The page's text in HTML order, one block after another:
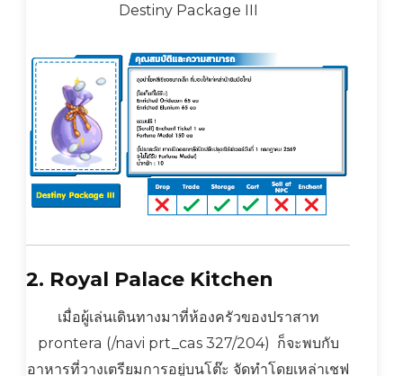
Destiny Package III
2. Royal Palace Kitchen
เมื่อผู้เล่นเดินทางมาที่ห้องครัวของปราสาท
prontera (/navi prt_cas 327/204) ก็จะพบกับ
อาหารที่วางเตรียมการอยู่บนโต๊ะ จัดทำโดยเหล่าเชฟ